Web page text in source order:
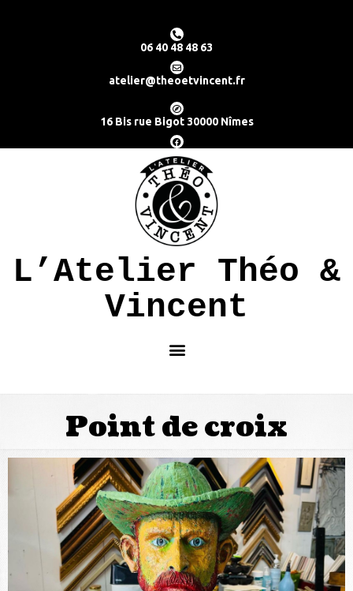
06 40 48 48 63
atelier@theoetvincent.fr
16 Bis rue Bigot 30000 Nîmes
L’Atelier Théo &
Vincent
Point de croix